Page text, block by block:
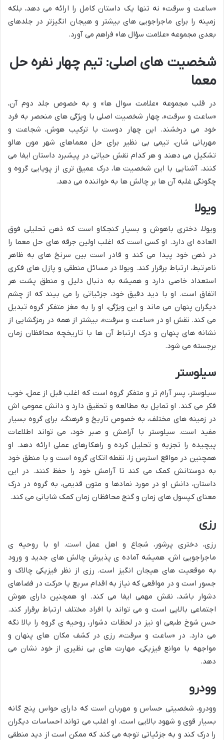
«ساعت و سرقت» نه تنها یک داستان کامل را ارائه می دهد، بلکه
زمینه را برای ماجراجویی های بیشتر و هیجان انگیزتر در جلدهای
بعدی مجموعه «علامت سؤال ها» فراهم می آورد.
شخصیت های اصلی: تیم چهار نفره حل
معما
در قلب مجموعه «علامت سوال ها» و به خصوص جلد دوم آن،
«ساعت و سرقت»، چهار شخصیت اصلی با ویژگی های منحصر به فرد
خود می درخشند. این چهار دوست با ترکیب هوش، شجاعت و
مهربانی شان، تیمی بی نظیر برای حل معماهای شهر مون هالو
تشکیل می دهند و هر کدام نقش حیاتی در پیشبرد داستان ایفا می
کنند. آشنایی با این شخصیت ها، درک عمیق تری از پویایی گروه و
چگونگی غلبه آن ها بر چالش ها به خواننده می دهد.
ویولا
ویولا، دختری باهوش و بسیار کنجکاو است که ذهن تحلیلی فوق
العاده ای دارد. او کسی است که اغلب اولین جرقه های حل معما را
در ذهن خود پیدا می کند و قادر است بین سرنخ های به ظاهر
نامرتبط، ارتباط برقرار کند. ویولا در مسائل منطقی و پازل های فکری
استعداد خاصی دارد و همیشه به دنبال دلیل و منطق پشت هر
اتفاق است. او با دید دقیق خود، جزئیاتی را می بیند که از چشم
دیگران پنهان می ماند و این ویژگی، او را به مغز متفکر گروه تبدیل
می کند. نقش او در «ساعت و سرقت»، بیشتر از همه در رمزگشایی از
نشانه های پنهان و درک ارتباط آن ها با تاریخچه محافظان زمان
برجسته می شود.
سیلوستر
سیلوستر، پسر آرام تر و متفکر گروه است که اغلب قبل از عمل، خوب
فکر می کند. او تمایل به مطالعه و تحقیق دارد و دانش عمومی اش
در زمینه های مختلف، به خصوص تاریخ و فرهنگ، برای گروه بسیار
مفید است. سیلوستر با آرامش و صبر خود، می تواند اطلاعات
پیچیده را تجزیه و تحلیل کرده و راهکارهای عملی ارائه دهد. او
همچنین در مواقع استرس زا، نقطه اتکای گروه است و با منطق خود
به دوستانش کمک می کند تا آرامش خود را حفظ کنند. در این
داستان، دانش او در مورد نمادها و متون قدیمی، به گروه در درک
معنای کپسول های زمان و گنج محافظان زمان کمک شایانی می کند.
رزی
رزی، دختری پرشور، شجاع و اهل عمل است. او با روحیه ی
ماجراجویی اش، همیشه آماده ی پذیرش چالش های جدید و ورود
به موقعیت های هیجان انگیز است. رزی از نظر فیزیکی چالاک و
جسور است و در مواقعی که نیاز به اقدام سریع یا حرکت در فضاهای
دشوار باشد، نقش مهمی ایفا می کند. او همچنین دارای هوش
اجتماعی بالایی است و می تواند با افراد مختلف ارتباط برقرار کند.
حس شوخ طبعی او نیز در لحظات دشوار، روحیه ی گروه را بالا نگه
می دارد. در «ساعت و سرقت»، رزی در کشف مکان های پنهان و
مواجهه با موانع فیزیکی، مهارت های بی نظیری از خود نشان می
دهد.
وودرو
وودرو، شخصیتی حساس و مهربان است که دارای حواس پنج گانه
بسیار قوی و شهود بالایی است. او اغلب می تواند احساسات دیگران
را درک کند و به جزئیاتی توجه می کند که ممکن است از دید منطقی